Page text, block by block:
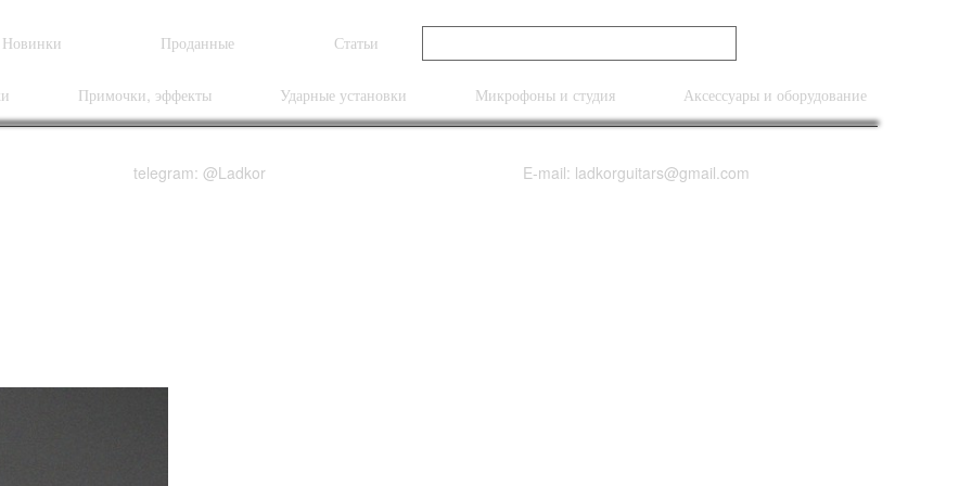
Новинки Проданные Статьи
Примочки, эффекты Ударные установки Микрофоны и студия Аксессуары и оборудование
telegram: @Ladkor E-mail: ladkorguitars@gmail.com